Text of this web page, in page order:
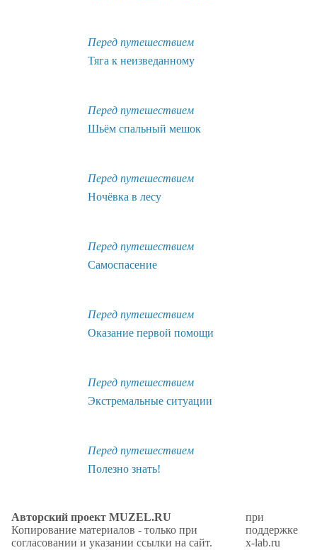
Перед путешествием
Тяга к неизведанному
Перед путешествием
Шьём спальный мешок
Перед путешествием
Ночёвка в лесу
Перед путешествием
Самоспасение
Перед путешествием
Оказание первой помощи
Перед путешествием
Экстремальные ситуации
Перед путешествием
Полезно знать!
Авторский проект MUZEL.RU
Копирование материалов - только при
согласовании и указании ссылки на сайт.
при
поддержке
x-lab.ru